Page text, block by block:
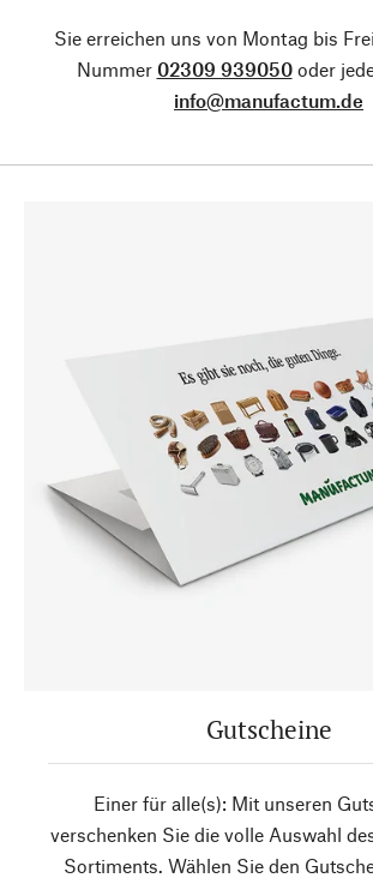
Sie erreichen uns von Montag bis
Nummer 02309 939050oder
info@manufactum.de
Gutscheine
Einer für alle(s): Mit unseren
verschenken Sie die volle Auswahl
Sortiments. Wählen Sie den